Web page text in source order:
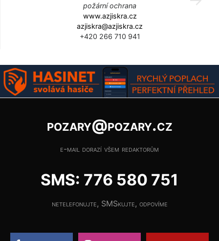
požární ochrana
www.azjiskra.cz
azjiskra@azjiskra.cz
+420 266 710 941
pozary@pozary.cz
e-mail dorazí všem redaktorům
SMS: 776 580 751
netelefonujte, SMSkujte, odpovíme